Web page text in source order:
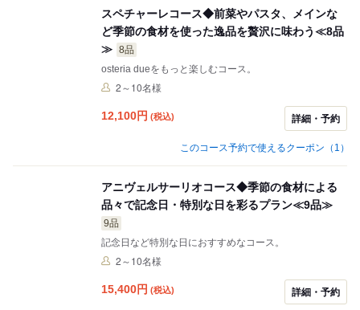
スペチャーレコース◆前菜やパスタ、メインな
ど季節の食材を使った逸品を贅沢に味わう≪8品
≫ 8品
osteria dueをもっと楽しむコース。
2～10名様
12,100円 (税込) 詳細・予約
このコース予約で使えるクーポン（1）
アニヴェルサーリオコース◆季節の食材による
品々で記念日・特別な日を彩るプラン≪9品≫
9品
記念日など特別な日におすすめなコース。
2～10名様
15,400円 (税込) 詳細・予約